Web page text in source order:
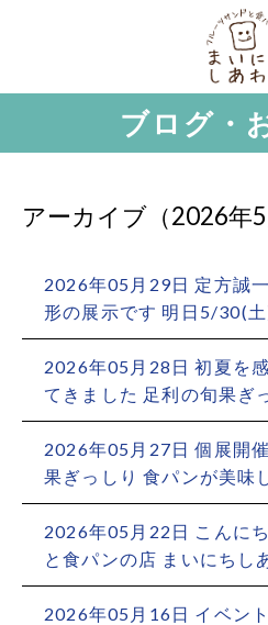
ブログ・
アーカイブ（2026年5
2026年05月29日 定方誠
形の展示です 明日5/30(
2026年05月28日 初夏を
てきました 足利の旬果ぎ
2026年05月27日 個展開
果ぎっしり 食パンが美味
2026年05月22日 こんに
と食パンの店 まいにちし
2026年05月16日 イベン